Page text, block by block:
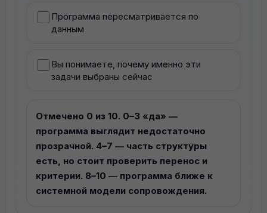
Программа пересматривается по
данным
Вы понимаете, почему именно эти
задачи выбраны сейчас
Отмечено 0 из 10. 0–3 «да» —
программа выглядит недостаточно
прозрачной. 4–7 — часть структуры
есть, но стоит проверить перенос и
критерии. 8–10 — программа ближе к
системной модели сопровождения.